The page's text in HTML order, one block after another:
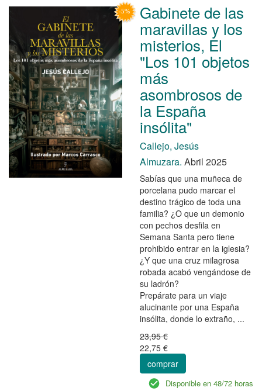
Gabinete de las
maravillas y los
misterios, El
"Los 101 objetos
más
asombrosos de
la España
insólita"
Callejo, Jesús
Almuzara. Abril 2025
Sabías que una muñeca de
porcelana pudo marcar el
destino trágico de toda una
familia? ¿O que un demonio
con pechos desfila en
Semana Santa pero tiene
prohibido entrar en la iglesia?
¿Y que una cruz milagrosa
robada acabó vengándose de
su ladrón?
Prepárate para un viaje
alucinante por una España
insólita, donde lo extraño, ...
23,95 €
22,75 €
comprar
Disponible en 48/72 horas